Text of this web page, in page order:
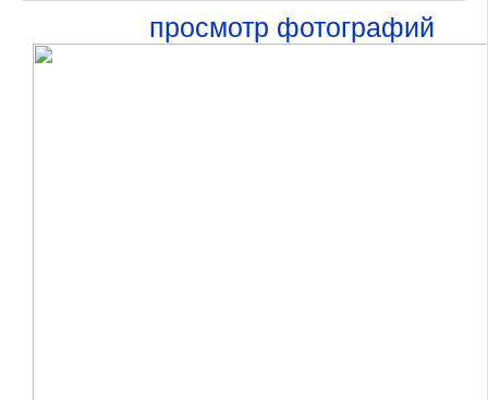
просмотр фотографий